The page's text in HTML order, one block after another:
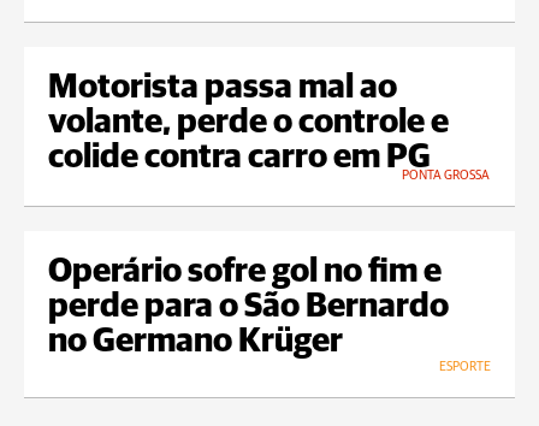
Motorista passa mal ao
volante, perde o controle e
colide contra carro em PG
PONTA GROSSA
Operário sofre gol no fim e
perde para o São Bernardo
no Germano Krüger
ESPORTE